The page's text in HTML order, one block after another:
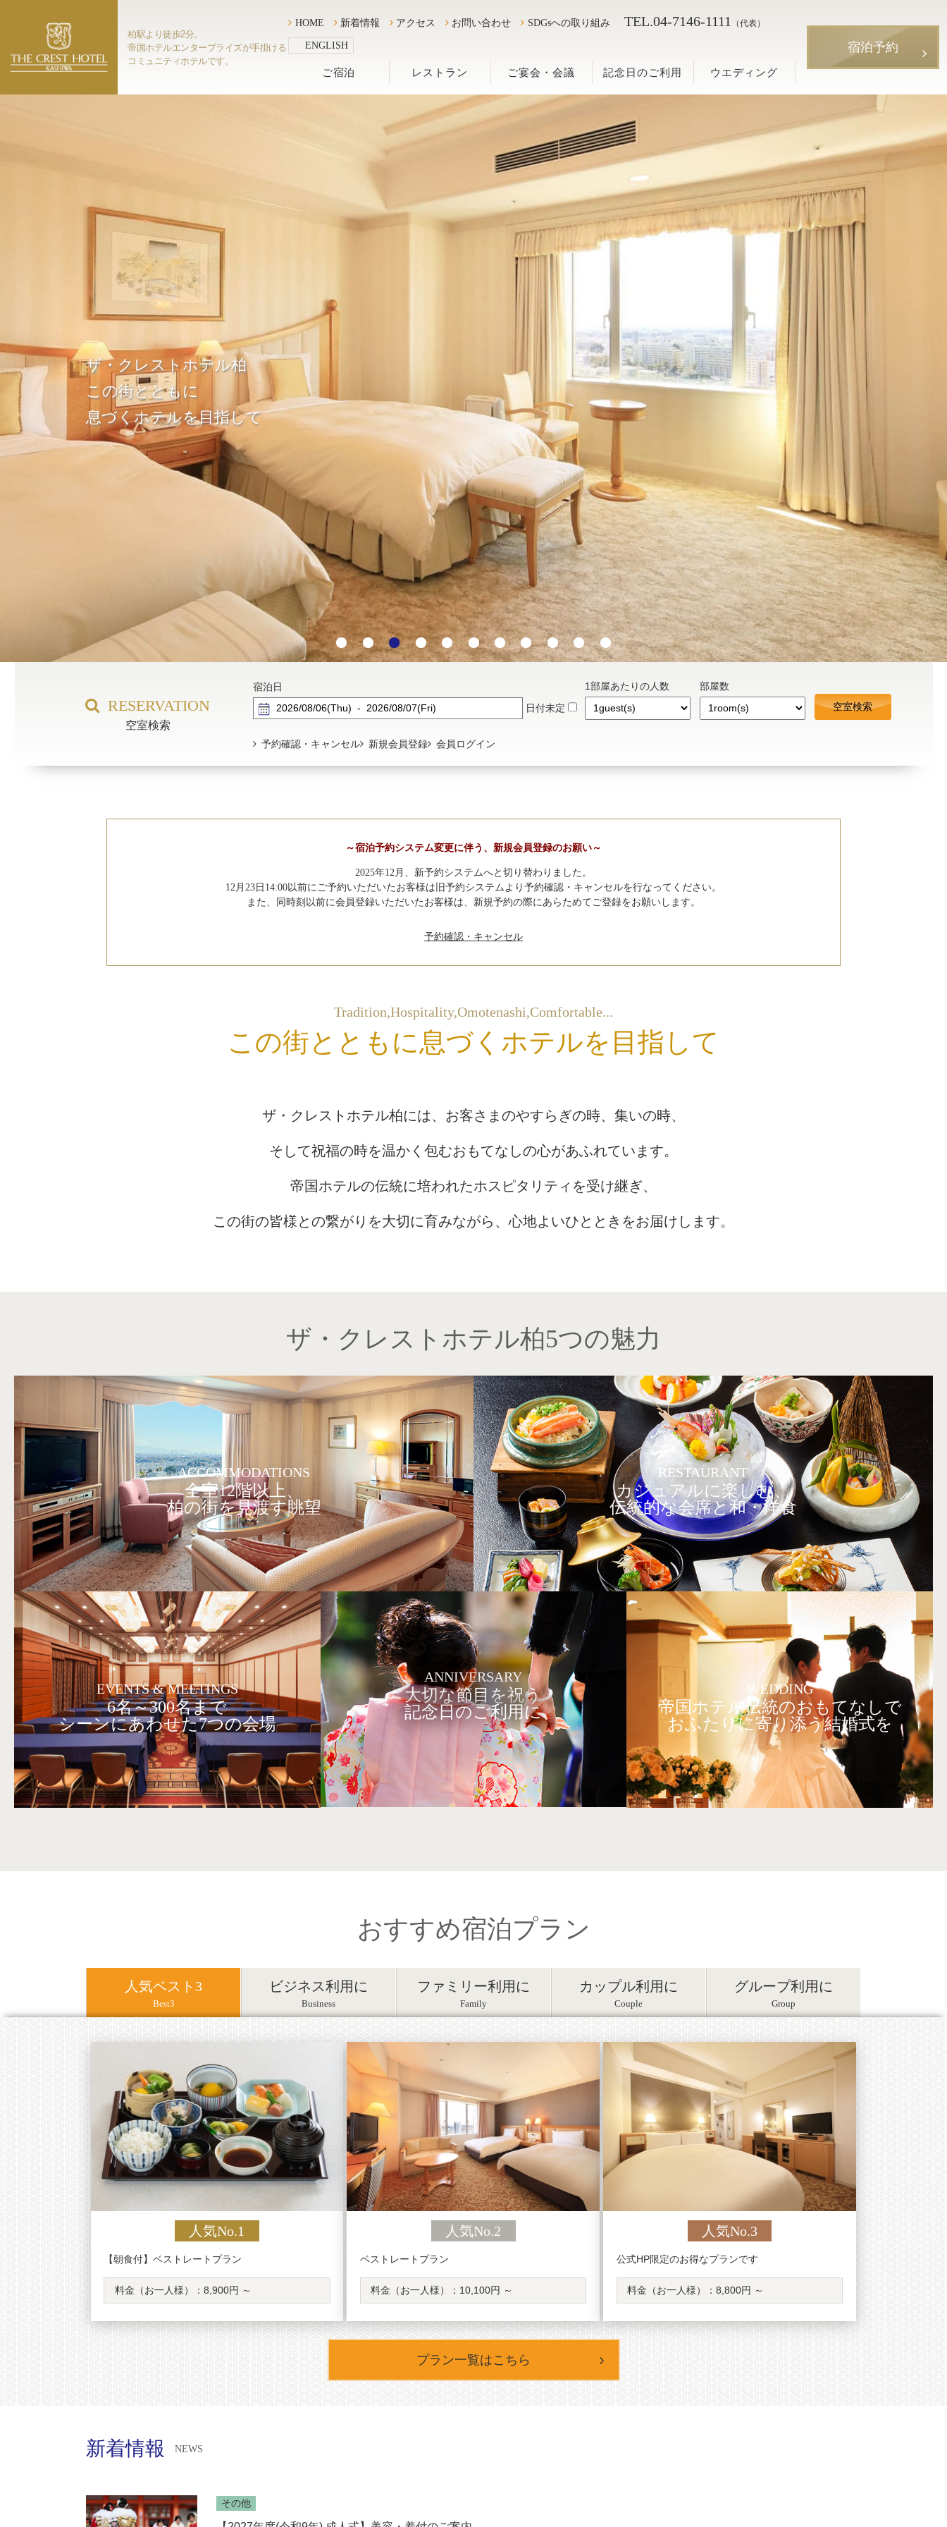
柏駅より徒歩2分。
帝国ホテルエンタープライズが手掛ける
コミュニティホテルです。
HOME 新着情報 アクセス お問い合わせ SDGsへの取り組み TEL.04-7146-1111 （代表）
ENGLISH
ご宿泊 レストラン ご宴会・会議 記念日のご利用 ウエディング
宿泊予約
レストラン ご宴会・会議 記念日のご利用 ウエディング 宿泊予約
ザ・クレストホテル柏
この街とともに
息づくホテルを目指して
RESERVATION
空室検索
宿泊日
日付未定
1部屋あたりの人数 部屋数
予約確認・キャンセル 新規会員登録 会員ログイン
～宿泊予約システム変更に伴う、新規会員登録のお願い～
2025年12月、新予約システムへと切り替わりました。
12月23日14:00以前にご予約いただいたお客様は旧予約システムより予約確認・キャンセルを行なってください。
また、同時刻以前に会員登録いただいたお客様は、新規予約の際にあらためてご登録をお願いします。
予約確認・キャンセル
Tradition,Hospitality,Omotenashi,Comfortable...
この街とともに息づくホテルを目指して
ザ・クレストホテル柏には、 お客さまのやすらぎの時、集いの時、
そして祝福の時を温かく包むおもてなしの心があふれています。
帝国ホテルの伝統に培われたホスピタリティを受け継ぎ、
この街の皆様との繋がりを大切に育みながら、心地よいひとときをお届けします。
ザ・クレストホテル柏5つの魅力
ACCOMMODATIONS
全室12階以上、
柏の街を見渡す眺望
RESTAURANT
カジュアルに楽しむ、
伝統的な会席と和・洋食
EVENTS & MEETINGS
6名～300名まで
シーンにあわせた7つの会場
ANNIVERSARY
大切な節目を祝う
記念日のご利用に
WEDDING
帝国ホテル伝統のおもてなしで
おふたりに寄り添う結婚式を
おすすめ宿泊プラン
人気ベスト3
Best3
ビジネス利用に
Business
ファミリー利用に
Family
カップル利用に
Couple
グループ利用に
Group
人気No.1
【朝食付】ベストレートプラン
料金（お一人様）： 8,900円 ～
人気No.2
ベストレートプラン
料金（お一人様）： 10,100円 ～
人気No.3
公式HP限定のお得なプランです
料金（お一人様）：8,800円 ～
プラン一覧はこちら
新着情報 NEWS
その他